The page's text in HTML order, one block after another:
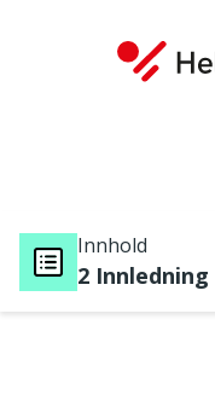
Innhold
2 Innledning